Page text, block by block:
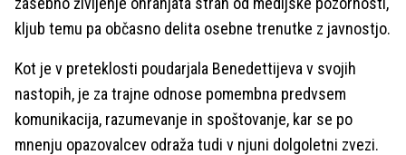
kljub temu pa občasno delita osebne trenutke z javnostjo.
Kot je v preteklosti poudarjala Benedettijeva v svojih
nastopih, je za trajne odnose pomembna predvsem
komunikacija, razumevanje in spoštovanje, kar se po
mnenju opazovalcev odraža tudi v njuni dolgoletni zvezi.